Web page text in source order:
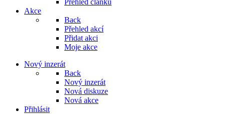
Přehled článků
Akce
Back
Přehled akcí
Přidat akci
Moje akce
Nový inzerát
Back
Nový inzerát
Nová diskuze
Nová akce
Přihlásit